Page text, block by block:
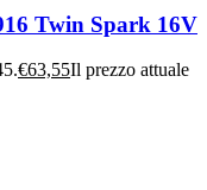
Twin Spark 16V
€63,55Il prezzo attuale